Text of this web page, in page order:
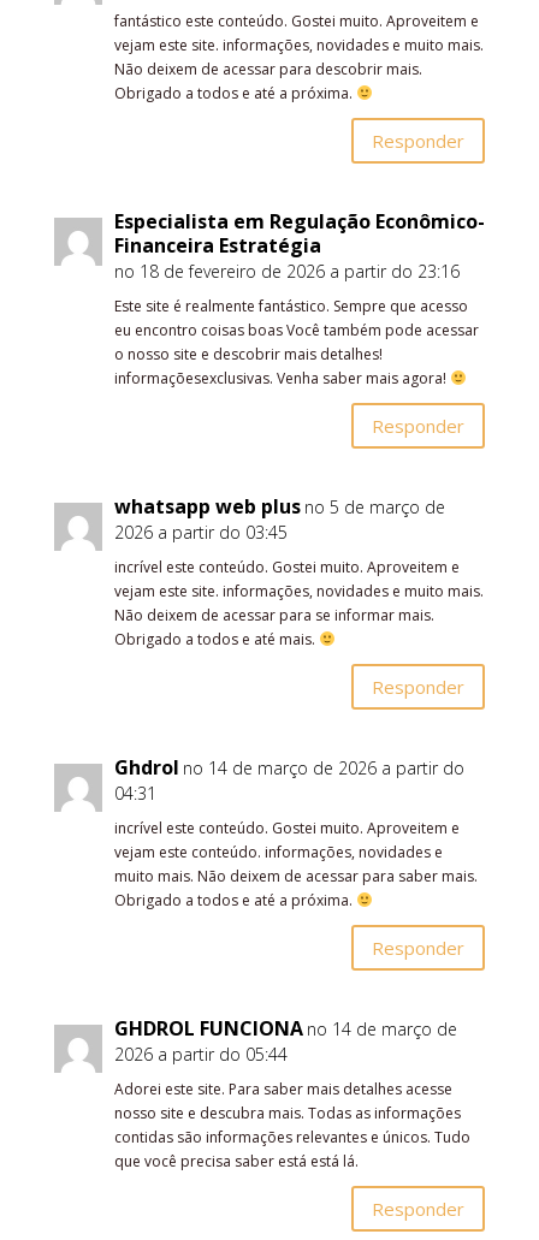
fantástico este conteúdo. Gostei muito. Aproveitem e
vejam este site. informações, novidades e muito mais.
Não deixem de acessar para descobrir mais.
Obrigado a todos e até a próxima.
Responder
Especialista em Regulação Econômico-
Financeira Estratégia
no 18 de fevereiro de 2026 a partir do 23:16
Este site é realmente fantástico. Sempre que acesso
eu encontro coisas boas Você também pode acessar
o nosso site e descobrir mais detalhes!
informaçõesexclusivas. Venha saber mais agora!
Responder
whatsapp web plus no 5 de março de
2026 a partir do 03:45
incrível este conteúdo. Gostei muito. Aproveitem e
vejam este site. informações, novidades e muito mais.
Não deixem de acessar para se informar mais.
Obrigado a todos e até mais.
Responder
Ghdrol no 14 de março de 2026 a partir do
04:31
incrível este conteúdo. Gostei muito. Aproveitem e
vejam este conteúdo. informações, novidades e
muito mais. Não deixem de acessar para saber mais.
Obrigado a todos e até a próxima.
Responder
GHDROL FUNCIONA no 14 de março de
2026 a partir do 05:44
Adorei este site. Para saber mais detalhes acesse
nosso site e descubra mais. Todas as informações
contidas são informações relevantes e únicos. Tudo
que você precisa saber está está lá.
Responder